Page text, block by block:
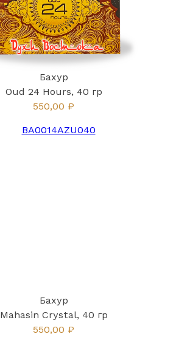
Бахур
Oud 24 Hours, 40 гр
550,00 ₽
Бахур
Mahasin Crystal, 40 гр
550,00 ₽